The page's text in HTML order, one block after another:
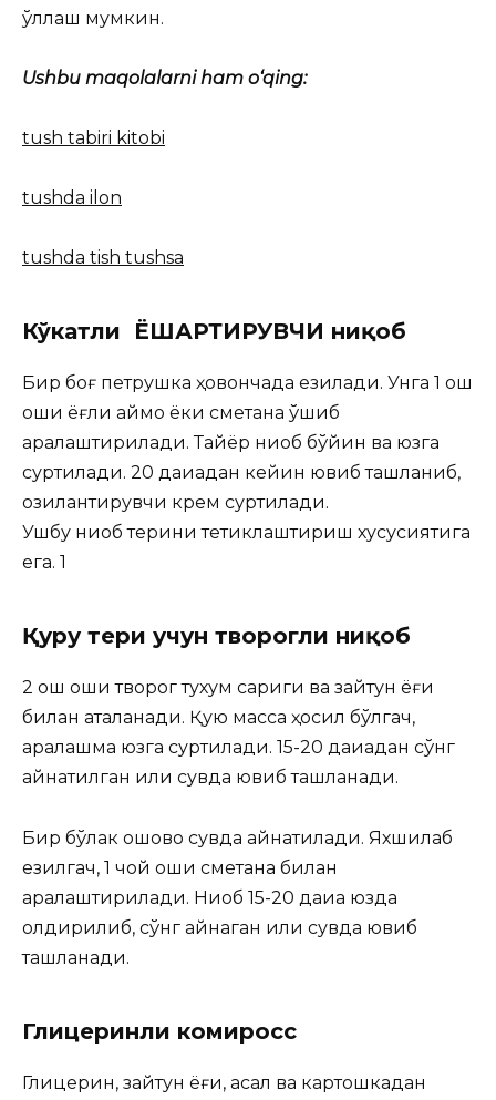
қўллаш мумкин.
Ushbu maqolalarni ham o‘qing:
tush tabiri kitobi
tushda ilon
tushda tish tushsa
Кўкатли ЁШАРТИРУВЧИ ниқоб
Бир боғ петрушка ҳовончада езилади. Унга 1 ош
қошиқ ёғли қаймоқ ёки сметана қўшиб
аралаштирилади. Тайёр ниқоб бўйин ва юзга
суртилади. 20 дақиқадан кейин ювиб ташланиб,
озиқлантирувчи крем суртилади.
Ушбу ниқоб терини тетиклаштириш хусусиятига
ега. 1
Қуруҳ тери учун творогли ниқоб
2 ош қошиқ творог тухум сариги ва зайтун ёғи
билан аталанади. Қуюқ масса ҳосил бўлгач,
аралашма юзга суртилади. 15-20 дақиқадан сўнг
қайнатилган илиқ сувда ювиб ташланади.
Бир бўлак ошқовоқ сувда қайнатилади. Яхшилаб
езилгач, 1 чой қошиқ сметана билан
аралаштирилади. Ниқоб 15-20 дақиқа юзда
қолдирилиб, сўнг қайнаган илиқ сувда ювиб
ташланади.
Глицеринли комиросс
Глицерин, зайтун ёғи, асал ва картошкадан